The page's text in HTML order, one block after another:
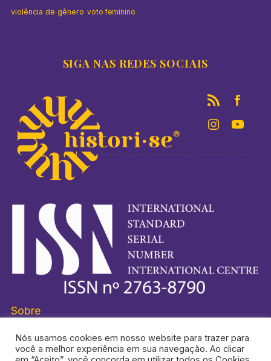
violência de gênero voto feminino
SIGA NAS REDES SOCIAIS
Sobre
Nós usamos cookies em nosso website para trazer para
você a melhor experiência em sua navegação. Ao clicar